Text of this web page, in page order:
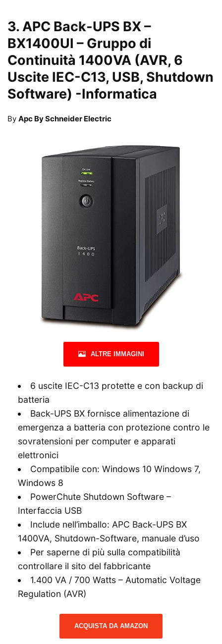
3.APC Back-UPS BX –
BX1400UI – Gruppo di
Continuità 1400VA (AVR, 6
Uscite IEC-C13, USB, Shutdown
Software) -Informatica
By Apc By Schneider Electric
ALTRE IMMAGINI
6 uscite IEC-C13 protette e con backup di
batteria
Back-UPS BX fornisce alimentazione di
emergenza a batteria con protezione contro le
sovratensioni per computer e apparati
elettronici
Compatibile con: Windows 10 Windows 7,
Windows 8
PowerChute Shutdown Software –
Interfaccia USB
Include nell’imballo: APC Back-UPS BX
1400VA, Shutdown-Software, manuale d’uso
Per saperne di più sulla compatibilità
controllare il sito del fabbricante
1.400 VA / 700 Watts – Automatic Voltage
Regulation (AVR)
ACQUISTA DA AMAZON